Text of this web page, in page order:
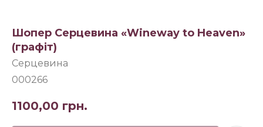
Шопер Серцевина «Wineway to Heaven»
(графіт)
Серцевина
000266
1100,00 грн.